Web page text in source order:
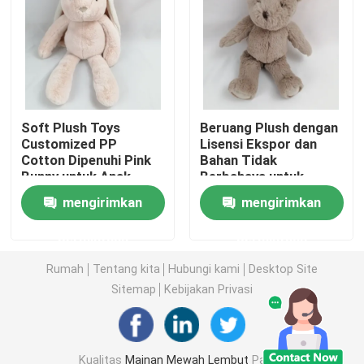
Boneka Mainan Mewah
Mainan Mewah Kartun
Mainan Boneka Maskot
Boneka Binatang yang Menenangkan
Set Tempat Tidur Bayi
302 setTimeout("javascript:location.href='https://
Soft Plush Toys
Customized PP
Cotton Dipenuhi Pink
Bunny untuk Anak-
anak Bermain
mengirimkan
Beruang Plush dengan
Lisensi Ekspor dan
Bahan Tidak
Berbahaya untuk
Dekorasi Rumah
mengirimkan
Rumah Tentang kita Hubungi kami
Desktop Site
Sitemap
Kebijakan Privasi
Kualitas Mainan Mewah Lembut Pabrik